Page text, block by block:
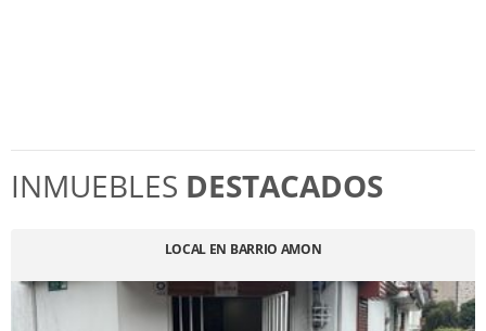
INMUEBLES DESTACADOS
LOCAL EN BARRIO AMON